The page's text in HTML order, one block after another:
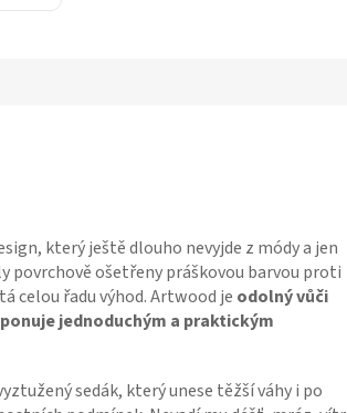
který ještě dlouho nevyjde z módy a jen
ošetřeny práškovou barvou proti
celou řadu výhod. Artwood je odolný vůči
jednoduchým a praktickým
sedák, který unese těžší váhy i po